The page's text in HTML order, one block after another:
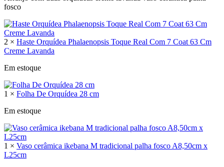
fosco
2 × Haste Orquídea Phalaenopsis Toque Real Com 7 Coat 63 Cm
Creme Lavanda
Em estoque
1 × Folha De Orquídea 28 cm
Em estoque
1 × Vaso cerâmica ikebana M tradicional palha fosco A8,50cm x
L25cm